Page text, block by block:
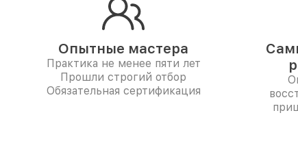
Опытные мастера
Практика не менее пяти лет
Прошли строгий отбор
Обязательная сертификация